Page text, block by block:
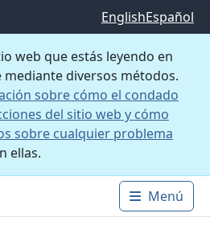
EnglishEspañol
web que estás leyendo en
mediante diversos métodos.
sobre cómo el condado
del sitio web y cómo
sobre cualquier problema
ellas.
Main
Menú